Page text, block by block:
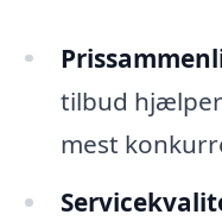
tilbud
mest